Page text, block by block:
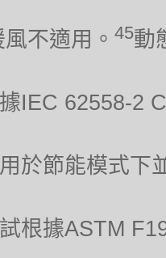
風不適用。 45動
IEC 62558-2
於節能模式下
根據ASTM